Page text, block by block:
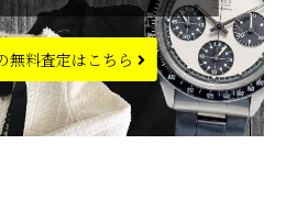
無料査定はこちら